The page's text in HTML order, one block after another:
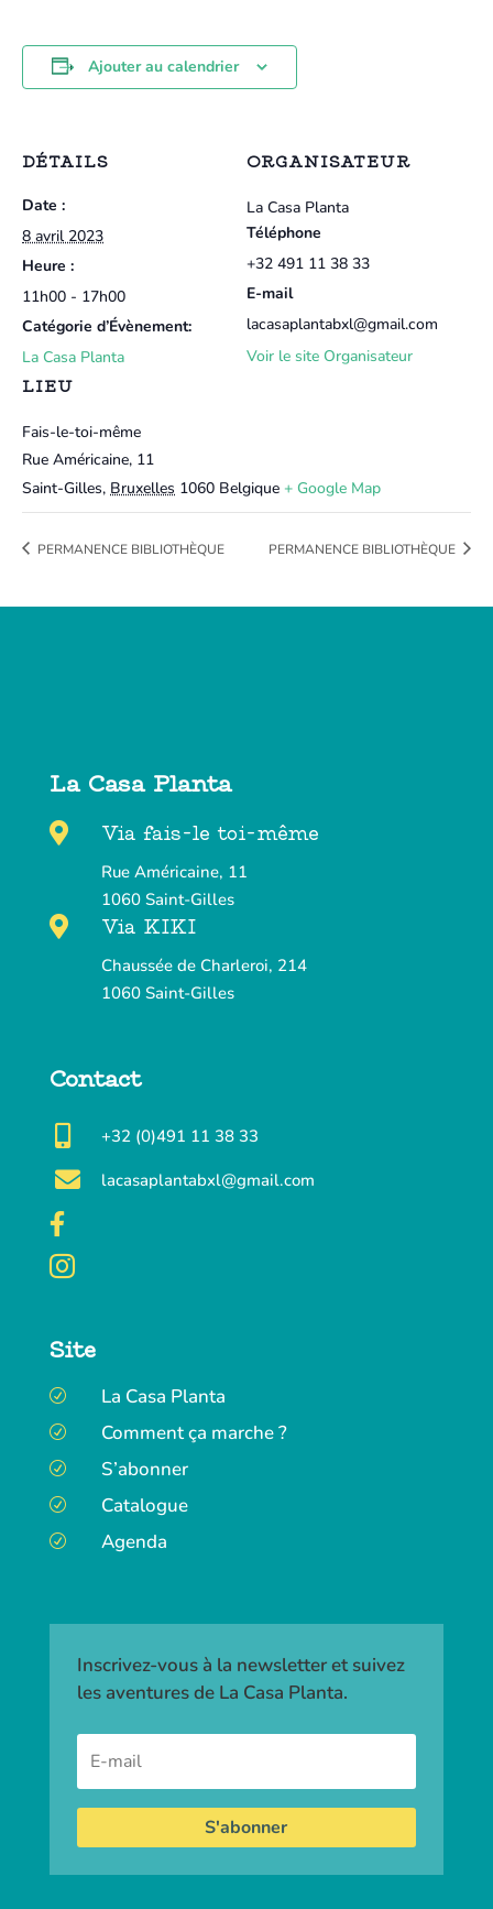
Ajouter au calendrier
DÉTAILS
Date :
8 avril 2023
Heure :
11h00 - 17h00
Catégorie d’Évènement:
La Casa Planta
LIEU
Fais-le-toi-même
Rue Américaine, 11
Saint-Gilles, Bruxelles 1060 Belgique + Google Map
ORGANISATEUR
La Casa Planta
Téléphone
+32 491 11 38 33
E-mail
lacasaplantabxl@gmail.com
Voir le site Organisateur
PERMANENCE BIBLIOTHÈQUE PERMANENCE BIBLIOTHÈQUE
La Casa Planta
 Via fais-le toi-même
Rue Américaine, 11
1060 Saint-Gilles
 Via KIKI
Chaussée de Charleroi, 214
1060 Saint-Gilles
Contact
 +32 (0)491 11 38 33
 lacasaplantabxl@gmail.com


Site
R La Casa Planta
R Comment ça marche ?
R S’abonner
R Catalogue
R Agenda
Inscrivez-vous à la newsletter et suivez
les aventures de La Casa Planta.
S'abonner